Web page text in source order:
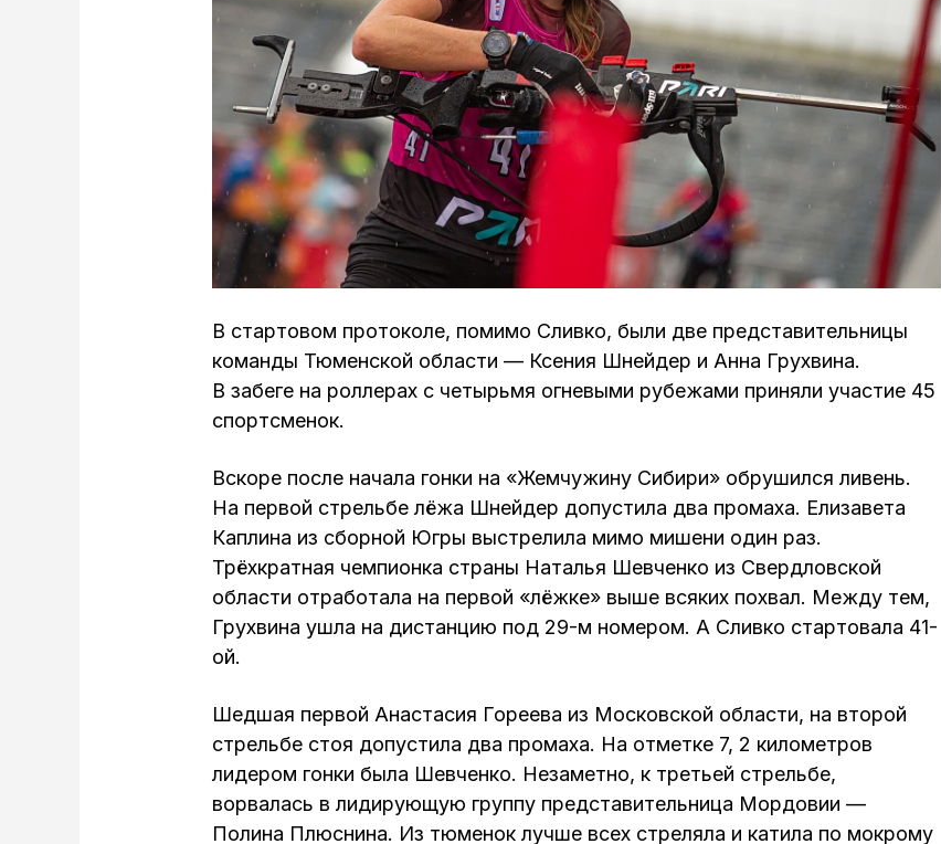
В стартовом протоколе, помимо Сливко, были две представительницы
команды Тюменской области — Ксения Шнейдер и Анна Грухвина.
В забеге на роллерах с четырьмя огневыми рубежами приняли участие 45
спортсменок.
Вскоре после начала гонки на «Жемчужину Сибири» обрушился ливень.
На первой стрельбе лёжа Шнейдер допустила два промаха. Елизавета
Каплина из сборной Югры выстрелила мимо мишени один раз.
Трёхкратная чемпионка страны Наталья Шевченко из Свердловской
области отработала на первой «лёжке» выше всяких похвал. Между тем,
Грухвина ушла на дистанцию под 29-м номером. А Сливко стартовала 41-
ой.
Шедшая первой Анастасия Гореева из Московской области, на второй
стрельбе стоя допустила два промаха. На отметке 7, 2 километров
лидером гонки была Шевченко. Незаметно, к третьей стрельбе,
ворвалась в лидирующую группу представительница Мордовии —
Полина Плюснина. Из тюменок лучше всех стреляла и катила по мокрому